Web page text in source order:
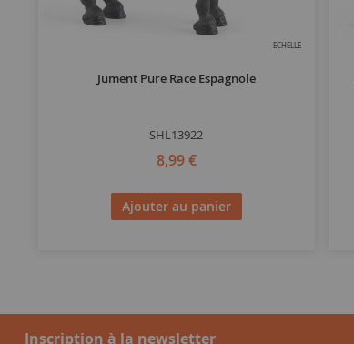
ECHELLE
Jument Pure Race Espagnole
SHL13922
8,99 €
Ajouter au panier
Inscription à la newsletter